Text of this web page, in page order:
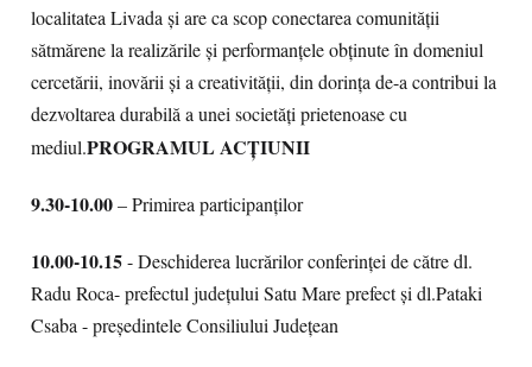
localitatea Livada și are ca scop conectarea comunității
sătmărene la realizările și performanțele obținute în domeniul
cercetării, inovării și a creativității, din dorința de-a contribui la
dezvoltarea durabilă a unei societăți prietenoase cu
mediul.PROGRAMUL ACȚIUNII
9.30-10.00– Primirea participanților
10.00-10.15- Deschiderea lucrărilor conferinței de către dl.
Radu Roca- prefectul județului Satu Mare prefect și dl.Pataki
Csaba - președintele Consiliului Județean